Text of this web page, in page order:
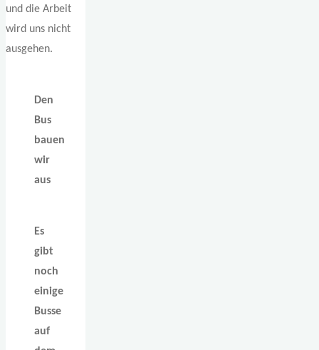
und die Arbeit
wird uns nicht
ausgehen.
Den
Bus
bauen
wir
aus
Es
gibt
noch
einige
Busse
auf